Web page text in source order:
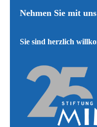
Nehmen Sie mit
​Sie sind herzlich